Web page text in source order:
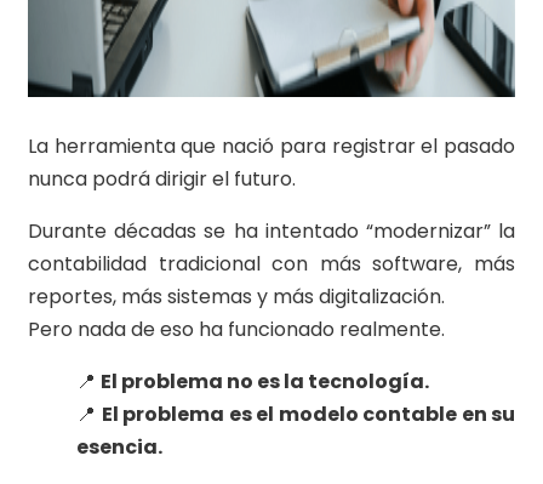
La herramienta que nació para registrar el pasado
nunca podrá dirigir el futuro.
Durante décadas se ha intentado “modernizar” la
contabilidad tradicional con más software, más
reportes, más sistemas y más digitalización.
Pero nada de eso ha funcionado realmente.
📍 El problema no es la tecnología.
📍 El problema es el modelo contable en su
esencia.